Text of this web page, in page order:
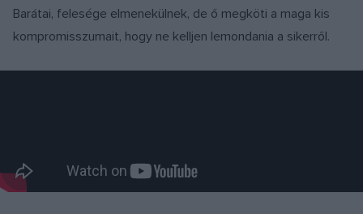
Barátai, felesége elmenekülnek, de ő megköti a maga kis
kompromisszumait, hogy ne kelljen lemondania a sikerről.